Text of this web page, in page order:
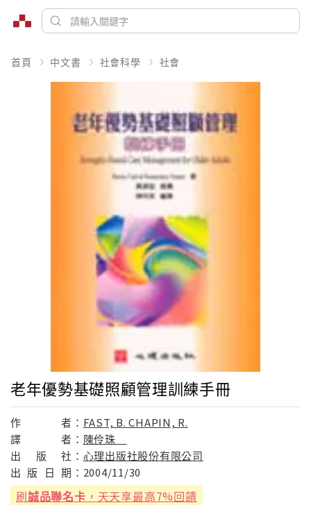
首頁 中文書 社會科學 社會
老年優勢基礎照顧管理訓練手冊
作 者： FAST, B. CHAPIN, R.
譯
者： 陳伶珠
出
版 社： 心理出版社股份有限公司
出 版 日 期： 2004/11/30
刷誠品聯名卡 ，天天享最高7%回饋